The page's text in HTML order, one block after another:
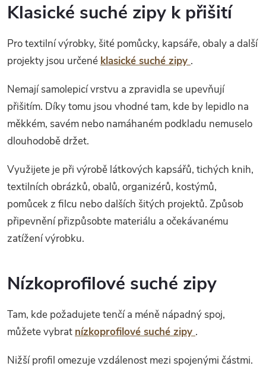
Klasické suché zipy k přišití
Pro textilní výrobky, šité pomůcky, kapsáře, obaly a další
projekty jsou určené klasické suché zipy .
Nemají samolepicí vrstvu a zpravidla se upevňují
přišitím. Díky tomu jsou vhodné tam, kde by lepidlo na
měkkém, savém nebo namáhaném podkladu nemuselo
dlouhodobě držet.
Využijete je při výrobě látkových kapsářů, tichých knih,
textilních obrázků, obalů, organizérů, kostýmů,
pomůcek z filcu nebo dalších šitých projektů. Způsob
připevnění přizpůsobte materiálu a očekávanému
zatížení výrobku.
Nízkoprofilové suché zipy
Tam, kde požadujete tenčí a méně nápadný spoj,
můžete vybrat nízkoprofilové suché zipy .
Nižší profil omezuje vzdálenost mezi spojenými částmi.